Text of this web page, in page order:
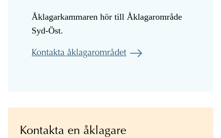
Åklagarkammaren hör till Åklagarområde
Syd-Öst.
Kontakta åklagarområdet
Kontakta en åklagare